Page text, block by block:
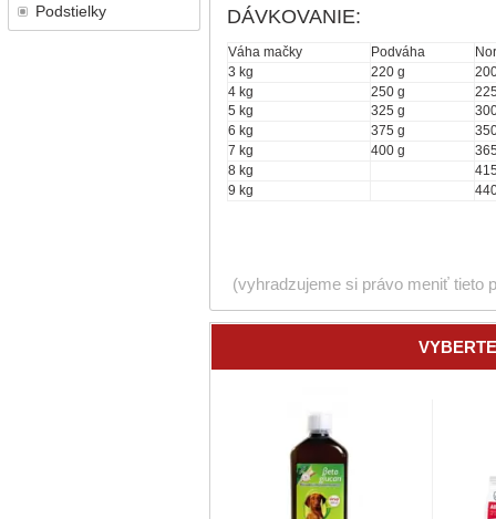
Podstielky
DÁVKOVANIE:
Váha mačky Podváha
3 kg
220 g
4 kg
250 g
5 kg
325 g
6 kg
375 g
7 kg
400 g
8 kg
9 kg
(vyhradzujeme si právo meniť tieto